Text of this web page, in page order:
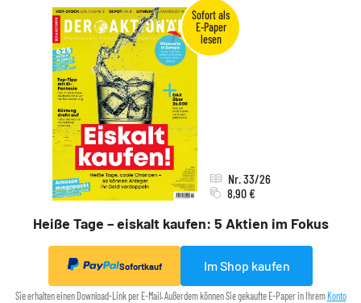
Heiße Tage – eiskalt kaufen: 5 Aktien im Fokus
Nr. 33/26
8,90 €
Sofortkauf Im Shop kaufen
Sie erhalten einen Download-Link per E-Mail. Außerdem können Sie gekaufte E-Paper in Ihrem Konto